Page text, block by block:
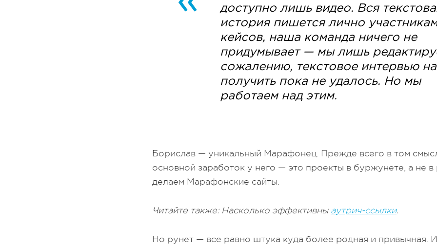
доступно лишь видео. Вся
история пишется лично
кейсов, наша команда ничего не
придумывает — мы лишь
сожалению, текстовое интервью
получить пока не удалось. Но мы
работаем над этим.
Борислав — уникальный Марафонец. Прежде всего в том
основной заработок у него — это проекты в буржунете, а не в
делаем Марафонские сайты.
Читайте также: Насколько эффективны аутрич-ссылки.
Но рунет — все равно штука куда более родная и привычная.